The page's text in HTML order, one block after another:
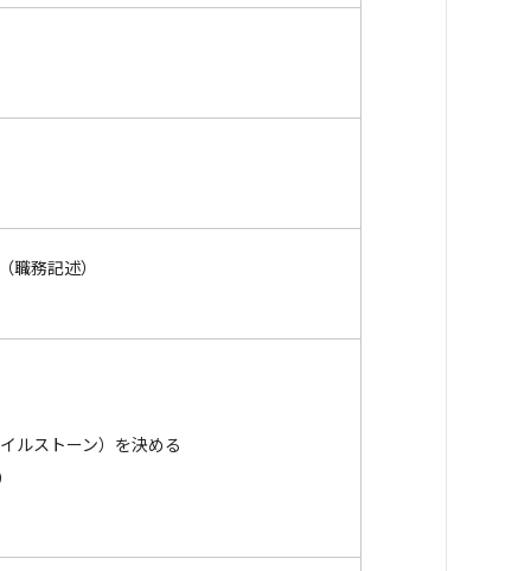
職務記述）
ルストーン）を決める